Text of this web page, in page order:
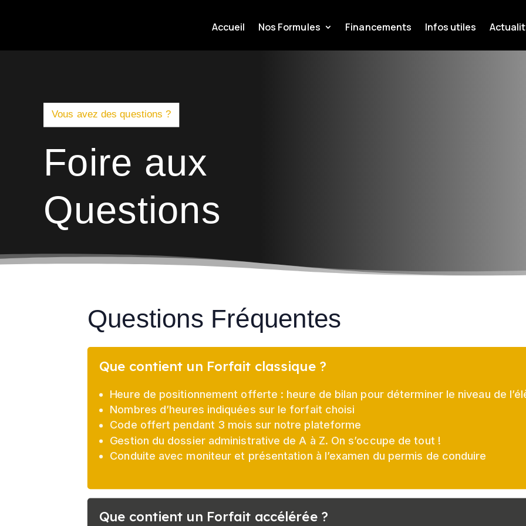
Accueil Nos Formules Financements Infos utiles
Vous avez des questions ?
Foire aux
Questions
Questions Fréquentes
Que contient un Forfait classique ?
Heure de positionnement offerte : heure de bilan pour déterminer le niveau de
Nombres d’heures indiquées sur le forfait choisi
Code offert pendant 3 mois sur notre plateforme
Gestion du dossier administrative de A à Z. On s’occupe de tout !
Conduite avec moniteur et présentation à l’examen du permis de conduire
Que contient un Forfait accélérée ?